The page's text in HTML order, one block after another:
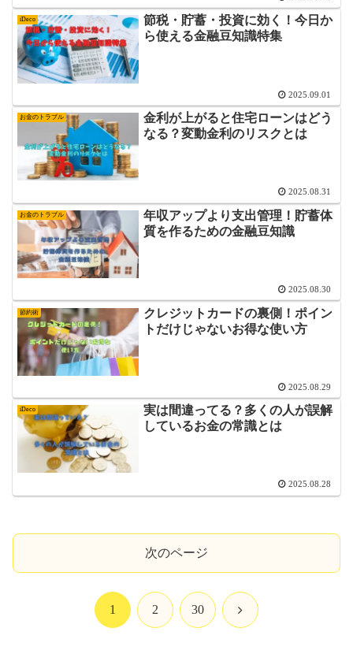
iDeco
節税・貯蓄・投資に効く！今日か
ら使える金融豆知識特集
2025.09.01
お金のトラブル
金利が上がると住宅ローンはどう
なる？変動金利のリスクとは
2025.08.31
お金のトラブル
年収アップより支出管理！貯蓄体
質を作るための金融豆知識
2025.08.30
節約術
クレジットカードの裏側！ポイン
トだけじゃないお得な使い方
2025.08.29
iDeco
実は間違ってる？多くの人が誤解
しているお金の常識とは
2025.08.28
次のページ
1 2 30 次